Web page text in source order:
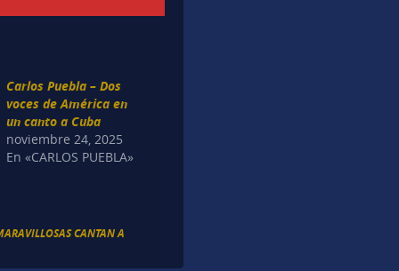
Carlos Puebla – Dos
voces de América en
un canto a Cuba
noviembre 24, 2025
En «CARLOS PUEBLA»
CANTAN A